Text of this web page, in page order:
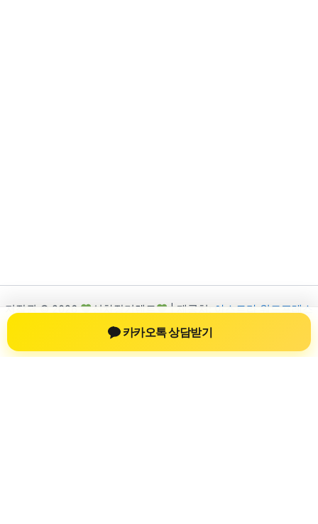
저작권 © 2026 신차장기렌트 | 제공처:
아스트라 워드프레스
테마
카카오톡 상담받기